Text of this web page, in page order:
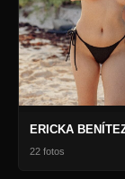
22 fotos